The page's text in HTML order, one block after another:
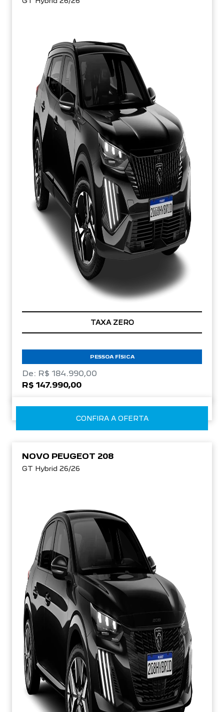
TAXA ZERO
PESSOA FÍSICA
De: R$ 184.990,00
R$ 147.990,00
CONFIRA A OFERTA
NOVO PEUGEOT 208
GT Hybrid 26/26